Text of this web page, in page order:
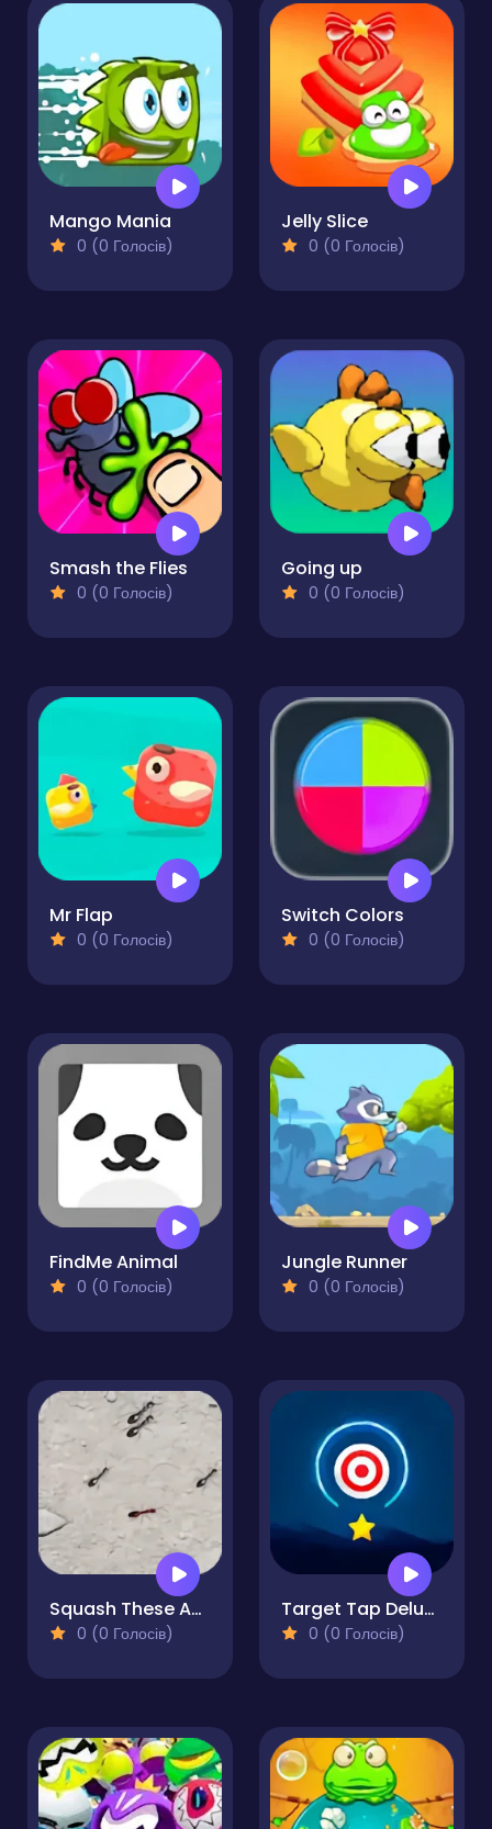
Mango Mania
0 (0 Голосів)
Jelly Slice
0 (0 Голосів)
Smash the Flies
0 (0 Голосів)
Going up
0 (0 Голосів)
Mr Flap
0 (0 Голосів)
Switch Colors
0 (0 Голосів)
FindMe Animal
0 (0 Голосів)
Jungle Runner
0 (0 Голосів)
Squash These Ants 2
0 (0 Голосів)
Target Tap Deluxe
0 (0 Голосів)